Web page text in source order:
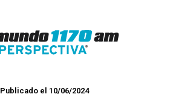
Publicado el 10/06/2024